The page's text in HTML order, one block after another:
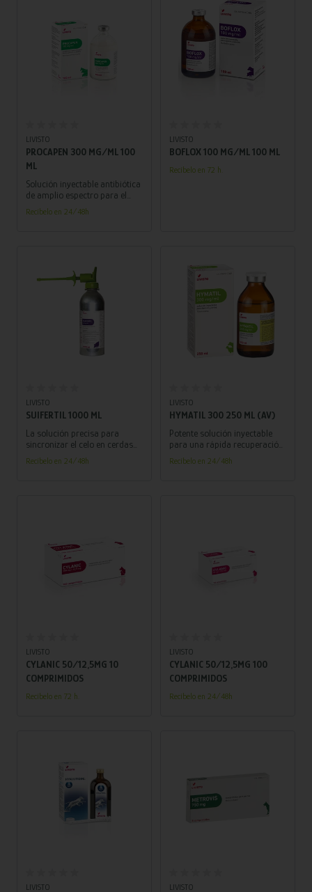
LIVISTO
PROCAPEN 300 MG/ML 100
ML
Solución inyectable antibiótica
de amplio espectro para el
tratamiento efectivo de
diversas infecciones en
Recíbelo en 24/48h
LIVISTO
BOFLOX 100 MG/ML 100 ML
Recíbelo en 72 h.
LIVISTO
SUIFERTIL 1000 ML
La solución precisa para
sincronizar el celo en cerdas
nulíparas. Optimiza la
reproducción y asegura
Recíbelo en 24/48h
LIVISTO
HYMATIL 300 250 ML (AV)
Potente solución inyectable
para una rápida recuperación
de animales de granja.
Combate infecciones
Recíbelo en 24/48h
LIVISTO
CYLANIC 50/12,5MG 10
COMPRIMIDOS
Recíbelo en 72 h.
LIVISTO
CYLANIC 50/12,5MG 100
COMPRIMIDOS
Recíbelo en 24/48h
LIVISTO LIVISTO